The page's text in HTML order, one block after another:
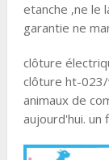
etanche ,ne le
garantie ne
clôture
clôture ht-
animaux de
aujourd'hui.